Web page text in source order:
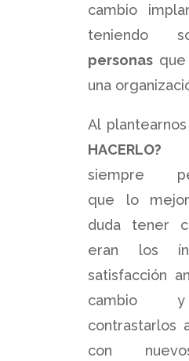
cambio
teniendo
personas
una
Al
siempre
que lo
duda tener
eran los
satisfacción
cambio
contrastarlos
con